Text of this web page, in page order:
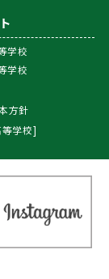
学校
学校
方針
学校]